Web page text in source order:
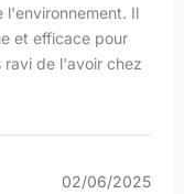
l'environnement. Il
et efficace pour
ravi de l'avoir chez
02/06/2025